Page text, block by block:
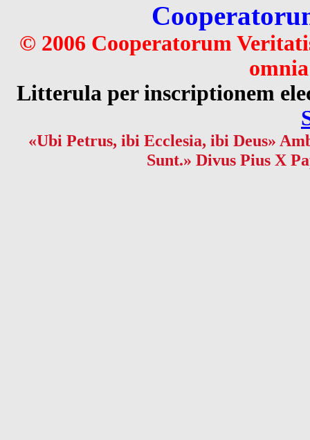
© 2006 Cooperatorum
Litterula per inscriptionem
«Ubi Petrus, ibi Ecclesia, ibi Deus»
Sunt.» Divus Pius X